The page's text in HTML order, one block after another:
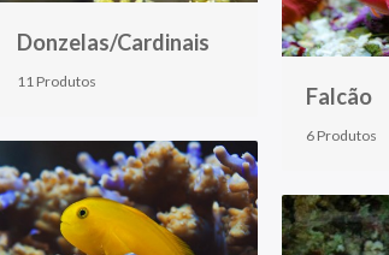
Donzelas/Cardinais
11 Produtos
Falcão
6 Produtos